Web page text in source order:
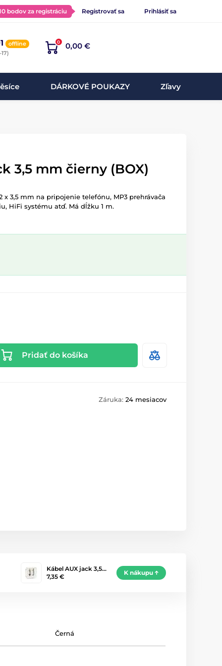
bodov za registráciu Registrovať sa Prihlásiť sa
offline 0 0,00 €
DÁRKOVÉ POUKAZY Zľavy
3,5 mm čierny (BOX)
x 3,5 mm na pripojenie telefónu, MP3 prehrávača
HiFi systému atď. Má dĺžku 1 m.
Pridať do košíka
Záruka: 24 mesiacov
Kábel AUX jack 3,5…
7,35 €
K nákupu
Černá